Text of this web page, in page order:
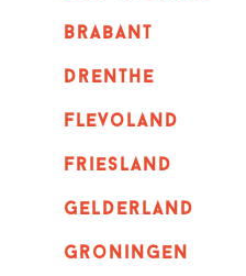
Brabant
Drenthe
Flevoland
Friesland
Gelderland
Groningen